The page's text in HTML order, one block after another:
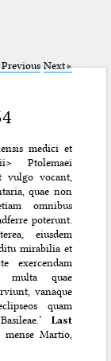
Previous Next
medici et
Ptolemaei
vulgo vocant,
quae non
omnibus
poterunt.
eiusdem
mirabilia et
exercendam
multa quae
vanaque
quam
Last
mense Martio,